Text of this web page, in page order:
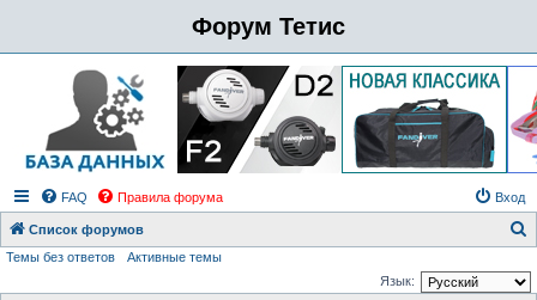
Форум Тетис
FAQ Правила форума Вход
Список форумов
Темы без ответов
Активные темы
Язык: